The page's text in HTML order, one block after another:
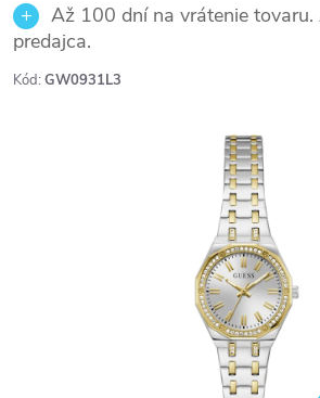
Až 100 dní na vrátenie
predajca.
Kód: GW0931L3